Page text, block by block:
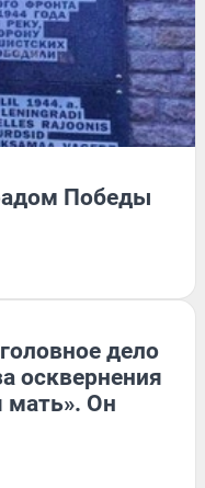
Победы
дело
осквернения
мать». Он